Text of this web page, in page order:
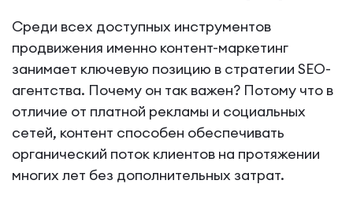
Среди всех доступных инструментов
продвижения именно контент-маркетинг
занимает ключевую позицию в стратегии SEO-
агентства. Почему он так важен? Потому что в
отличие от платной рекламы и социальных
сетей, контент способен обеспечивать
органический поток клиентов на протяжении
многих лет без дополнительных затрат.